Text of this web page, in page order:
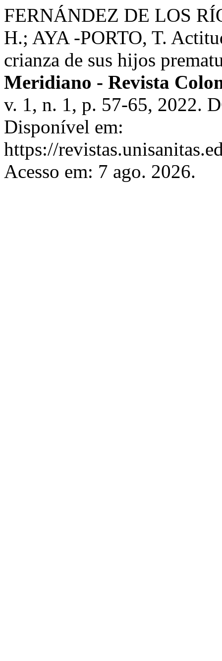
FERNÁNDEZ DE LOS
H.; AYA -PORTO, T.
crianza de sus hijos
Meridiano - Revista
v. 1, n. 1, p. 57-65, 2022.
Disponível em:
https://
Acesso em: 7 ago. 2026.